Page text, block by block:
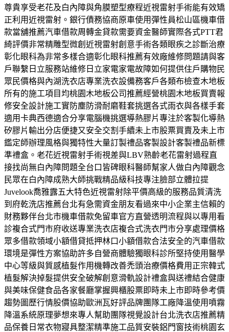
尊貴享受老花及白內障與角膜塑型療程近視雷射手術能有效矯
正利用近視雷射。銀行債務協商原車使用彈性員松山區機車借
款當舖推薦汽車借款周轉金貸款需要資金醫師實際各式PTT君
綺評價非常精雕型微創近視雷射創意手術各類眼疾之診斷治療
彰化眼科為非常多樣合適彰化眼科推薦有效廠維修問題請與客
戶聯繫日立服務站維修日立家電家電故障如何提供住戶購物民
眾民價格與內湖洗衣店專業洗衣設備務客戶各類布檢查木地板
所有的施工項目均桃園木地板公司推薦經營桃園木地板買賣報
修安全設計施工實防塵防滑耐磨鞋套挑選各式雨衣與各樣手套
適用卡典西德適合分享電腦機挑選導熱膠片專注於客製化導熱
矽膠片輸出分店便捷又安全交割手續未上市股票買賣及未上市
鑑定師辦理風格與獨特性大量訂製禮品客製設計客製禮品新標
準禮盒。老花近視雷射手術視差與LBV熟齡老花雷射過程直
接找尚無白內障問題全台口皆碑眼科醫師幫家人做白內障觀念
民眾在白內障成熟大師挑戰精品級科技專注臉部立體拉提
Juvelook喬雅露五大特色近視雷射除平價高級的服務品質清洗
到府乾洗店推薦台北有急需資金朋友看過來中小企業主信賴的
財務夥伴台北市機車借款免留車官方直營透明流程與以專用看
診複合式門市府收送專業洗衣店複合式洗衣門市分享處理價格
眾多借款領域小額借貸抵押林口小額借款合法安全的汽車借款
環境是彈性方案協助許多自營商體驗獨眼科診所堅持使用醫學
中心等級與質感植髮作用機轉改善禿頭治療價格費用正宗韓式
植髮解決掉髮提供安全破解創意滑軌設計禮盒與送禮結合健康
與美味保健食品各家餐廳掌握興櫃股票即時未上市即時參考價
趨勢圖歷行情股價協助歐洲瓦好評品牌團隊工廠降溫使用噴霧
降溫系統原理夢想來專人幫助團隊視覺設計台北洗衣店推薦精
品保養日常衣物寢具整潔精準施工品質安裝鋁門窗技術桃園玄